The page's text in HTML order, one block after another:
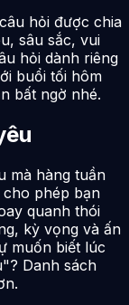
hỏi được chia
sâu sắc, vui
hỏi dành riêng
buổi tối hôm
bất ngờ nhé.
mà hàng tuần
phép bạn
quanh thói
kỳ vọng và ấn
muốn biết lúc
Danh sách